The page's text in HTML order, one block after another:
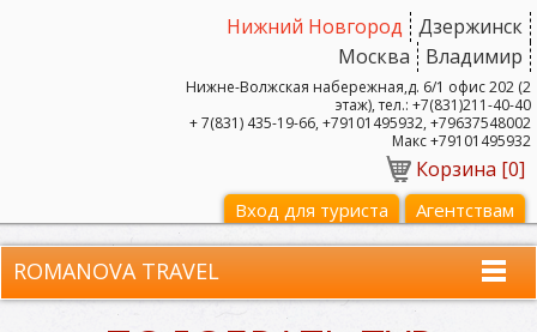
Дзержинск
Нижний Новгород
Владимир
Москва
Нижне-Волжская набережная,д. 6/1 офис 202 (2
этаж), тел.: +7(831)211-40-40
+ 7(831) 435-19-66, +79101495932, +79637548002
Макс +79101495932
Корзина [0]
Вход для туриста Агентствам
ROMANOVA TRAVEL